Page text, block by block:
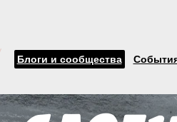
Блоги и сообщества